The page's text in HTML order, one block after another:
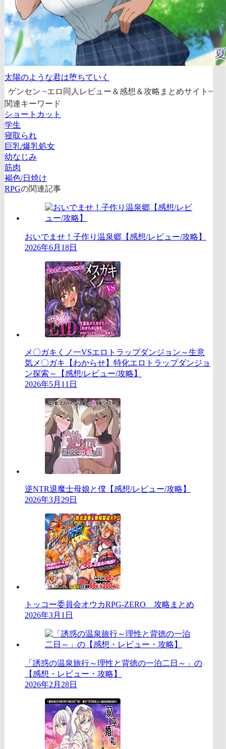
太陽のような君は堕ちていく
ゲンセン ~エロ同人レビュー＆感想＆攻略まとめサイト~
関連キーワード
ショートカット
学生
寝取られ
巨乳/爆乳処女
幼なじみ
筋肉
褐色/日焼け
RPGの関連記事
おいでませ！子作り温泉郷【感想/レビュー/攻略】
2026年6月18日
メ〇ガキくノ一VSエロトラップダンジョン～生意
気メ〇ガキ【わからせ】特化エロトラップダンジョ
ン探索～【感想/レビュー/攻略】
2026年5月11日
逆NTR退魔士母娘と僕【感想/レビュー/攻略】
2026年3月29日
トッコー委員会オウカRPG-ZERO 攻略まとめ
2026年3月1日
「誘惑の温泉旅行～理性と背徳の一泊二日～」の
【感想・レビュー・攻略】
2026年2月28日